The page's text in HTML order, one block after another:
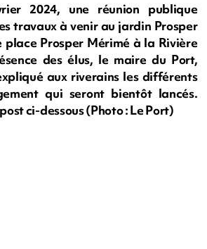
2024, une réunion publique
travaux à venir au jardin Prosper
place Prosper Mérimé à la Rivière
des élus, le maire du Port,
aux riverains les différents
qui seront bientôt lancés.
ci-dessous (Photo : Le Port)